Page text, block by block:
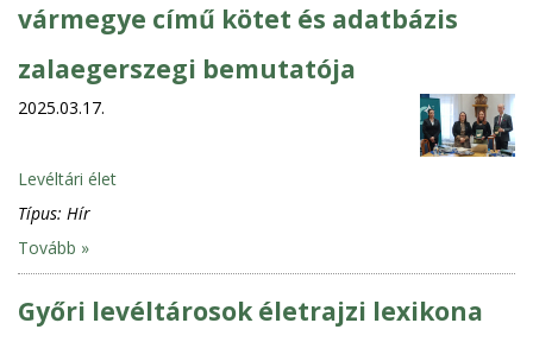
vármegye című kötet és adatbázis
zalaegerszegi bemutatója
2025.03.17.
Levéltári élet
Típus: Hír
Tovább »
Győri levéltárosok életrajzi lexikona